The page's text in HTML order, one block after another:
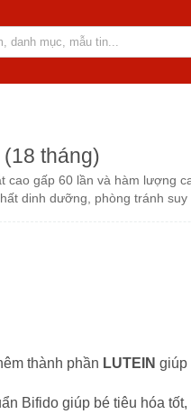
tháng)
gấp 60 lần và hàm lượng
dinh dưỡng, phòng tránh
thành phần LUTEIN giúp
Bifido giúp bé tiêu hóa tốt,